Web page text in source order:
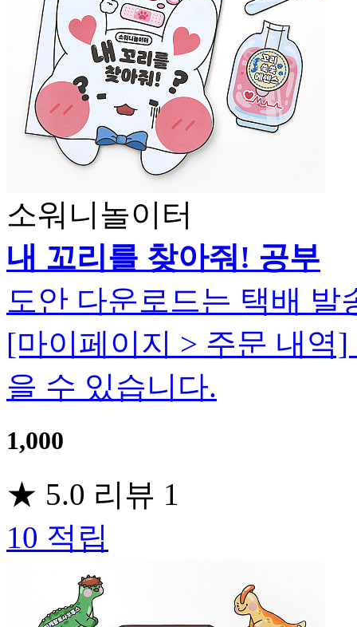
소워니놀이터
내 꼬리를 찾아줘! 공부
도안 다운로드는 택배 발
[마이페이지 > 주문 내역
을 수 있습니다.
1,000
★ 5.0 리뷰 1
10 적립